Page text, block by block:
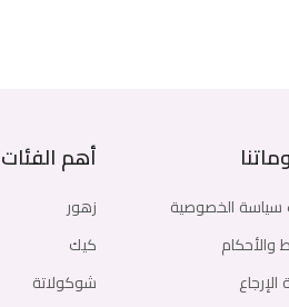
سياسة الخصوصية
والأحكام
أهم الفئات
زهور
كيك
شوكولاتة